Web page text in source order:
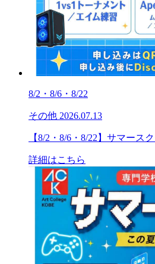
8/2・8/6・8/22
その他 2026.07.13
【8/2・8/6・8/22】サマースク
詳細はこちら